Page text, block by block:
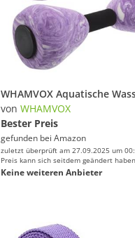
von WHAMVOX
Bester Preis
gefunden bei Amazon
zuletzt überprüft am 27.09.2025 um
Preis kann sich seitdem geändert
Keine weiteren Anbieter